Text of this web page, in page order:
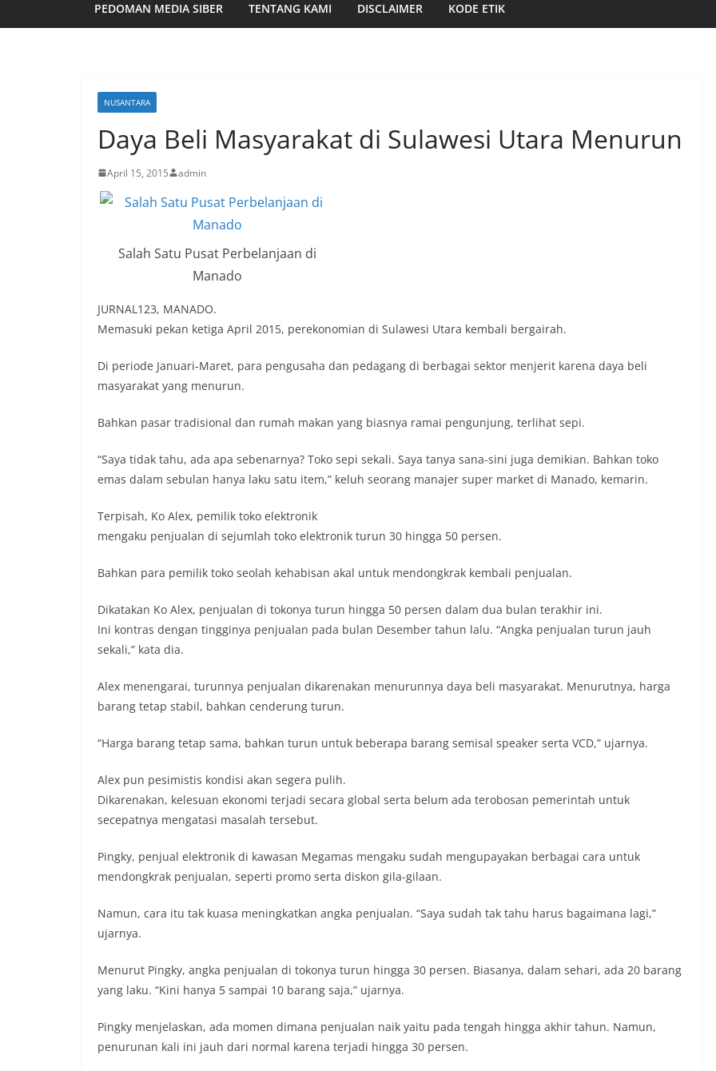
PEDOMAN MEDIA SIBER TENTANG KAMI DISCLAIMER KODE ETIK
NUSANTARA
Daya Beli Masyarakat di Sulawesi Utara Menurun
April 15, 2015 admin
Salah Satu Pusat Perbelanjaan di
Manado
JURNAL123, MANADO.
Memasuki pekan ketiga April 2015, perekonomian di Sulawesi Utara kembali bergairah.
Di periode Januari-Maret, para pengusaha dan pedagang di berbagai sektor menjerit karena daya beli
masyarakat yang menurun.
Bahkan pasar tradisional dan rumah makan yang biasnya ramai pengunjung, terlihat sepi.
“Saya tidak tahu, ada apa sebenarnya? Toko sepi sekali. Saya tanya sana-sini juga demikian. Bahkan toko
emas dalam sebulan hanya laku satu item,” keluh seorang manajer super market di Manado, kemarin.
Terpisah, Ko Alex, pemilik toko elektronik
mengaku penjualan di sejumlah toko elektronik turun 30 hingga 50 persen.
Bahkan para pemilik toko seolah kehabisan akal untuk mendongkrak kembali penjualan.
Dikatakan Ko Alex, penjualan di tokonya turun hingga 50 persen dalam dua bulan terakhir ini.
Ini kontras dengan tingginya penjualan pada bulan Desember tahun lalu. “Angka penjualan turun jauh
sekali,” kata dia.
Alex menengarai, turunnya penjualan dikarenakan menurunnya daya beli masyarakat. Menurutnya, harga
barang tetap stabil, bahkan cenderung turun.
“Harga barang tetap sama, bahkan turun untuk beberapa barang semisal speaker serta VCD,” ujarnya.
Alex pun pesimistis kondisi akan segera pulih.
Dikarenakan, kelesuan ekonomi terjadi secara global serta belum ada terobosan pemerintah untuk
secepatnya mengatasi masalah tersebut.
Pingky, penjual elektronik di kawasan Megamas mengaku sudah mengupayakan berbagai cara untuk
mendongkrak penjualan, seperti promo serta diskon gila-gilaan.
Namun, cara itu tak kuasa meningkatkan angka penjualan. “Saya sudah tak tahu harus bagaimana lagi,”
ujarnya.
Menurut Pingky, angka penjualan di tokonya turun hingga 30 persen. Biasanya, dalam sehari, ada 20 barang
yang laku. “Kini hanya 5 sampai 10 barang saja,” ujarnya.
Pingky menjelaskan, ada momen dimana penjualan naik yaitu pada tengah hingga akhir tahun. Namun,
penurunan kali ini jauh dari normal karena terjadi hingga 30 persen.